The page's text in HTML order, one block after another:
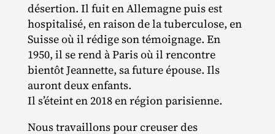
désertion. Il fuit en Allemagne puis est
hospitalisé, en raison de la tuberculose, en
Suisse où il rédige son témoignage. En
1950, il se rend à Paris où il rencontre
bientôt Jeannette, sa future épouse. Ils
auront deux enfants.
Il s’éteint en 2018 en région parisienne.
Nous travaillons pour creuser des